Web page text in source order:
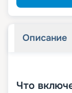
Описание
Что